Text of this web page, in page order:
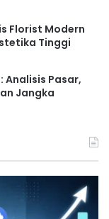
Florist Modern
Tinggi
Analisis Pasar,
Jangka